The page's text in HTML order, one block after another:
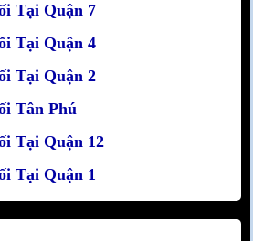
Tại Quận 7
Tại Quận 4
Tại Quận 2
Tân Phú
Tại Quận 12
Tại Quận 1